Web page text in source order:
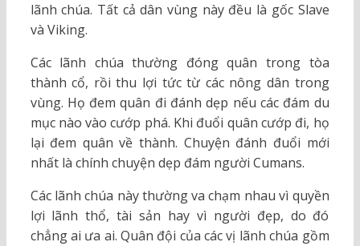
lãnh chúa. Tất cả dân vùng này đều là gốc Slave
và Viking.
Các lãnh chúa thường đóng quân trong tòa
thành cổ, rồi thu lợi tức từ các nông dân trong
vùng. Họ đem quân đi đánh dẹp nếu các đám du
mục nào vào cướp phá. Khi đuổi quân cướp đi, họ
lại đem quân về thành. Chuyện đánh đuổi mới
nhất là chính chuyện dẹp đám người Cumans.
Các lãnh chúa này thường va chạm nhau vì quyền
lợi lãnh thổ, tài sản hay vì người đẹp, do đó
chẳng ai ưa ai. Quân đội của các vị lãnh chúa gồm